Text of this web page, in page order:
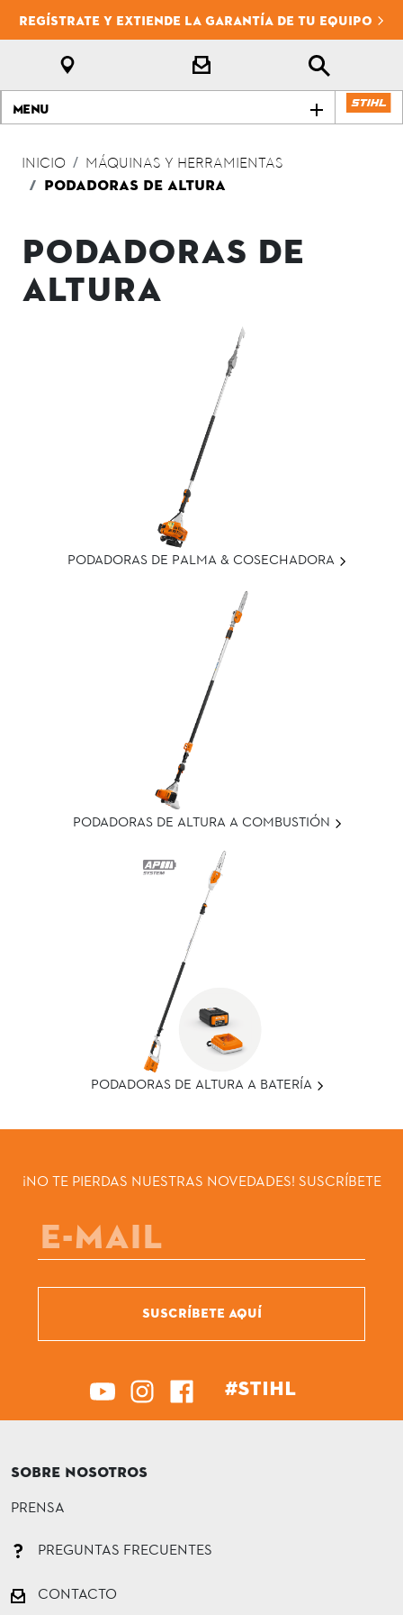
REGÍSTRATE Y EXTIENDE LA GARANTÍA DE TU EQUIPO
Menu
INICIO MÁQUINAS Y HERRAMIENTAS
PODADORAS DE ALTURA
PODADORAS DE
ALTURA
PODADORAS DE PALMA & COSECHADORA
PODADORAS DE ALTURA A COMBUSTIÓN
PODADORAS DE ALTURA A BATERÍA
¡NO TE PIERDAS NUESTRAS NOVEDADES! SUSCRÍBETE
SUSCRÍBETE AQUÍ
#STIHL
SOBRE NOSOTROS
PRENSA
PREGUNTAS FRECUENTES
CONTACTO